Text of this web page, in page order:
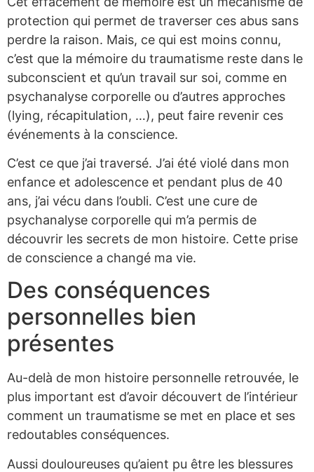
protection qui permet de traverser ces abus sans
perdre la raison. Mais, ce qui est moins connu,
c’est que la mémoire du traumatisme reste dans le
subconscient et qu’un travail sur soi, comme en
psychanalyse corporelle ou d’autres approches
(lying, récapitulation, …), peut faire revenir ces
événements à la conscience.
C’est ce que j’ai traversé. J’ai été violé dans mon
enfance et adolescence et pendant plus de 40
ans, j’ai vécu dans l’oubli. C’est une cure de
psychanalyse corporelle qui m’a permis de
découvrir les secrets de mon histoire. Cette prise
de conscience a changé ma vie.
Des conséquences
personnelles bien
présentes
Au-delà de mon histoire personnelle retrouvée, le
plus important est d’avoir découvert de l’intérieur
comment un traumatisme se met en place et ses
redoutables conséquences.
Aussi douloureuses qu’aient pu être les blessures